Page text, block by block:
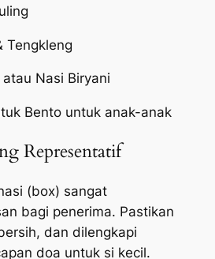
Tengkleng
Nasi Biryani
Bento untuk anak-anak
Representatif
(box) sangat
bagi penerima. Pastikan
dan dilengkapi
doa untuk si kecil.